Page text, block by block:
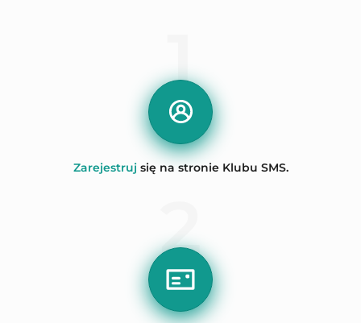
1
Zarejestrujsię na stronie Klubu SMS.
2